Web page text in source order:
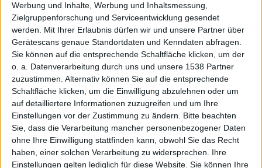
Werbung und Inhalte, Werbung und Inhaltsmessung,
Zielgruppenforschung und Serviceentwicklung gesendet
werden. Mit Ihrer Erlaubnis dürfen wir und unsere Partner über
Gerätescans genaue Standortdaten und Kenndaten abfragen.
Sie können auf die entsprechende Schaltfläche klicken, um der
o. a. Datenverarbeitung durch uns und unsere 1538 Partner
zuzustimmen. Alternativ können Sie auf die entsprechende
Schaltfläche klicken, um die Einwilligung abzulehnen oder um
auf detailliertere Informationen zuzugreifen und um Ihre
Einstellungen vor der Zustimmung zu ändern. Bitte beachten
Sie, dass die Verarbeitung mancher personenbezogener Daten
ohne Ihre Einwilligung stattfinden kann, obwohl Sie das Recht
haben, einer solchen Verarbeitung zu widersprechen. Ihre
Einstellungen gelten lediglich für diese Website. Sie können Ihre
iPhone 14 (Plus) von Apple vorgestellt
07.09.2022